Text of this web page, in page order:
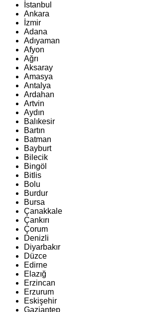
İstanbul
Ankara
İzmir
Adana
Adıyaman
Afyon
Ağrı
Aksaray
Amasya
Antalya
Ardahan
Artvin
Aydın
Balıkesir
Bartın
Batman
Bayburt
Bilecik
Bingöl
Bitlis
Bolu
Burdur
Bursa
Çanakkale
Çankırı
Çorum
Denizli
Diyarbakır
Düzce
Edirne
Elazığ
Erzincan
Erzurum
Eskişehir
Gaziantep